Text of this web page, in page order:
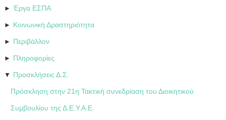
► Έργα ΕΣΠΑ
► Κοινωνική Δραστηριότητα
► Περιβάλλον
► Πληροφορίες
▼ Προσκλήσεις Δ.Σ.
Πρόσκληση στην 21η Τακτική συνεδρίαση του Διοικητικού
Συμβουλίου της Δ.Ε.Υ.Α.Ε.